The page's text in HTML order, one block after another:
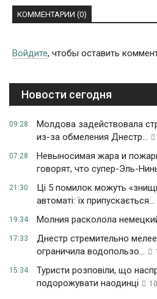
КОММЕНТАРИИ (0)
Войдите, чтобы оставить
Новости сегодня
09:28
Молдова задействовала
из-за обмеления Днестр...
07:28
Невыносимая жара и
говорят, что супер-Эль-
21:30
Ці 5 помилок можуть
автоматі: їх припускається...
19:34 Молния расколола
17:33
Днестр стремительно
ограничила водопользо...
15:34
Туристи розповіли, що
подорожувати наодинці